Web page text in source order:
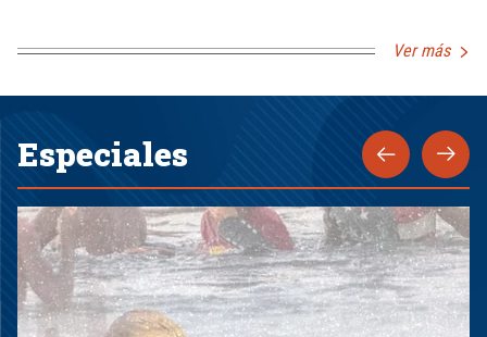
Ver más
Especiales